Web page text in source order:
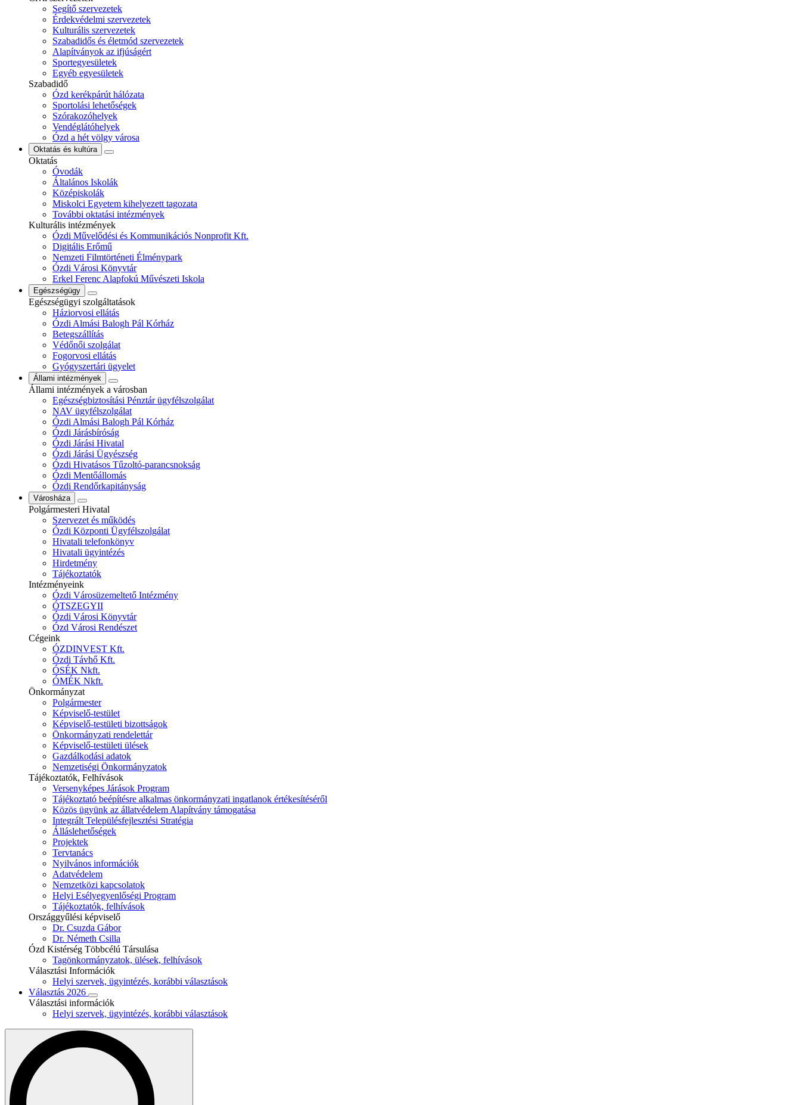
Segítő szervezetek
Érdekvédelmi szervezetek
Kulturális szervezetek
Szabadidős és életmód szervezetek
Alapítványok az ifjúságért
Sportegyesületek
Egyéb egyesületek
Szabadidő
Ózd kerékpárút hálózata
Sportolási lehetőségek
Szórakozóhelyek
Vendéglátóhelyek
Ózd a hét völgy városa
Oktatás és kultúra
Oktatás
Óvodák
Általános Iskolák
Középiskolák
Miskolci Egyetem kihelyezett tagozata
További oktatási intézmények
Kulturális intézmények
Ózdi Művelődési és Kommunikációs Nonprofit Kft.
Digitális Erőmű
Nemzeti Filmtörténeti Élménypark
Ózdi Városi Könyvtár
Erkel Ferenc Alapfokú Művészeti Iskola
Egészségügy
Egészségügyi szolgáltatások
Háziorvosi ellátás
Ózdi Almási Balogh Pál Kórház
Betegszállítás
Védőnői szolgálat
Fogorvosi ellátás
Gyógyszertári ügyelet
Állami intézmények
Állami intézmények a városban
Egészségbiztosítási Pénztár ügyfélszolgálat
NAV ügyfélszolgálat
Ózdi Almási Balogh Pál Kórház
Ózdi Járásbíróság
Ózdi Járási Hivatal
Ózdi Járási Ügyészség
Ózdi Hivatásos Tűzoltó-parancsnokság
Ózdi Mentőállomás
Ózdi Rendőrkapitányság
Városháza
Polgármesteri Hivatal
Szervezet és működés
Ózdi Központi Ügyfélszolgálat
Hivatali telefonkönyv
Hivatali ügyintézés
Hirdetmény
Tájékoztatók
Intézményeink
Ózdi Városüzemeltető Intézmény
ÓTSZEGYII
Ózdi Városi Könyvtár
Ózd Városi Rendészet
Cégeink
ÓZDINVEST Kft.
Ózdi Távhő Kft.
ÓSÉK Nkft.
ÓMÉK Nkft.
Önkormányzat
Polgármester
Képviselő-testület
Képviselő-testületi bizottságok
Önkormányzati rendelettár
Képviselő-testületi ülések
Gazdálkodási adatok
Nemzetiségi Önkormányzatok
Tájékoztatók, Felhívások
Versenyképes Járások Program
Tájékoztató beépítésre alkalmas önkormányzati ingatlanok értékesítéséről
Közös ügyünk az állatvédelem Alapítvány támogatása
Integrált Településfejlesztési Stratégia
Álláslehetőségek
Projektek
Tervtanács
Nyilvános információk
Adatvédelem
Nemzetközi kapcsolatok
Helyi Esélyegyenlőségi Program
Tájékoztatók, felhívások
Országgyűlési képviselő
Dr. Csuzda Gábor
Dr. Németh Csilla
Ózd Kistérség Többcélú Társulása
Tagönkormányzatok, ülések, felhívások
Választási Információk
Helyi szervek, ügyintézés, korábbi választások
Választás 2026
Választási információk
Helyi szervek, ügyintézés, korábbi választások